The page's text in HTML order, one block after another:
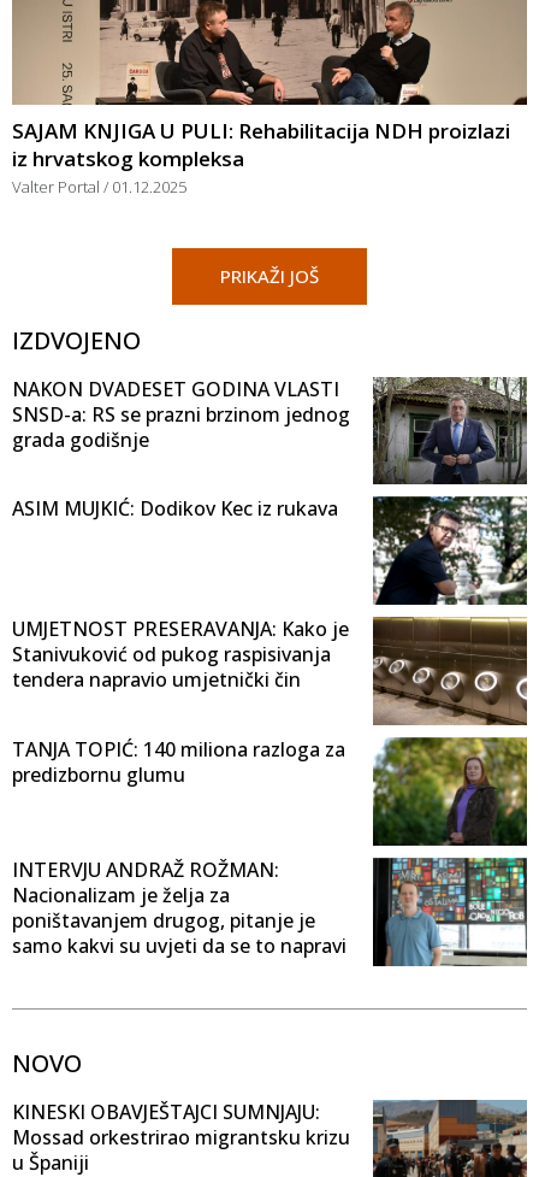
SAJAM KNJIGA U PULI: Rehabilitacija NDH proizlazi
iz hrvatskog kompleksa
Valter Portal 01.12.2025
PRIKAŽI JOŠ
IZDVOJENO
NAKON DVADESET GODINA VLASTI
SNSD-a: RS se prazni brzinom jednog
grada godišnje
ASIM MUJKIĆ: Dodikov Kec iz rukava
UMJETNOST PRESERAVANJA: Kako je
Stanivuković od pukog raspisivanja
tendera napravio umjetnički čin
TANJA TOPIĆ: 140 miliona razloga za
predizbornu glumu
INTERVJU ANDRAŽ ROŽMAN:
Nacionalizam je želja za
poništavanjem drugog, pitanje je
samo kakvi su uvjeti da se to napravi
NOVO
KINESKI OBAVJEŠTAJCI SUMNJAJU:
Mossad orkestrirao migrantsku krizu
u Španiji